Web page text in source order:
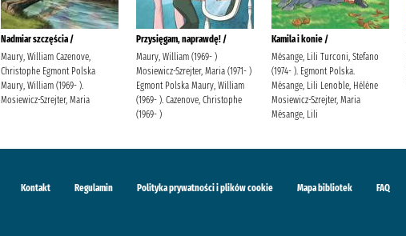
Nadmiar szczęścia /
Maury, William Cazenove,
Christophe Egmont Polska
Maury, William (1969- ).
Mosiewicz-Szrejter, Maria
Przysięgam, naprawdę! /
Maury, William (1969- )
Mosiewicz-Szrejter, Maria (1971- )
Egmont Polska Maury, William
(1969- ). Cazenove, Christophe
(1969- )
Kamila i konie /
Mésange, Lili Turconi, Stefano
(1974- ). Egmont Polska.
Mésange, Lili Lenoble, Hélène
Mosiewicz-Szrejter, Maria
Mésange, Lili
Kontakt Regulamin Polityka prywatności i plików cookie Mapa bibliotek FAQ